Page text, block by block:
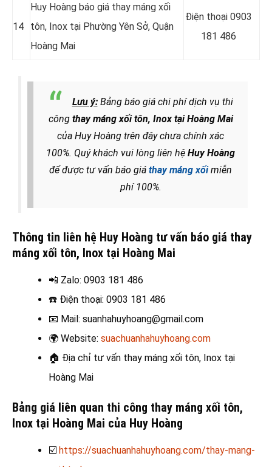
14
Huy Hoàng báo giá thay máng xối
tôn, Inox tại Phường Yên Sở, Quận
Hoàng Mai
Điện thoại 0903
181 486
Lưu ý:Bảng báo giá chi phí dịch vụ thi
công thay máng xối tôn, Inox tại Hoàng Mai
của Huy Hoàng trên đây chưa chính xác
100%. Quý khách vui lòng liên hệ Huy Hoàng
để được tư vấn báo giá thay máng xốimiễn
phí 100%.
Thông tin liên hệ Huy Hoàng tư vấn báo giá thay
máng xối tôn, Inox tại Hoàng Mai
📲 Zalo: 0903 181 486
☎️ Điện thoại: 0903 181 486
📧 Mail: suanhahuyhoang@gmail.com
🌍 Website: suachuanhahuyhoang.com
🏠 Địa chỉ tư vấn thay máng xối tôn, Inox tại
Hoàng Mai
Bảng giá liên quan thi công thay máng xối tôn,
Inox tại Hoàng Mai của Huy Hoàng
☑️ https://suachuanhahuyhoang.com/thay-mang-